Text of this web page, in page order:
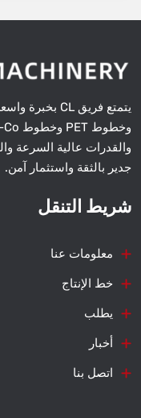
جدير بالثقة واستثمار آمن.
شريط التنقل
معلومات عنا
خط الإنتاج
يطلب
أخبار
اتصل بنا